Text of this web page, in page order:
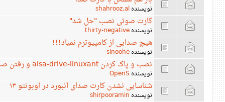
نویسندهshahrooz.al
کارت صوتی نصب "حل شد"
نویسندهthirty-negative
هیچ صدایی از کامپیوترم نمیاد!!!
نویسندهsinoohe
نصب و پاک کردن alsa-drive-linuxant و رفتن صدا (حل شد)
نویسنده OpenS
شناسایی نشدن کارت صدای آنبورد در اوبونتو ۱۳
نویسنده shirpooramin